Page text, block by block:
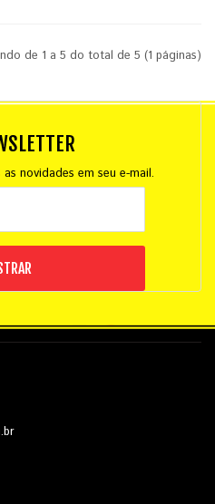
de 1 a 5 do total de 5 (1 páginas)
novidades em seu e-mail.